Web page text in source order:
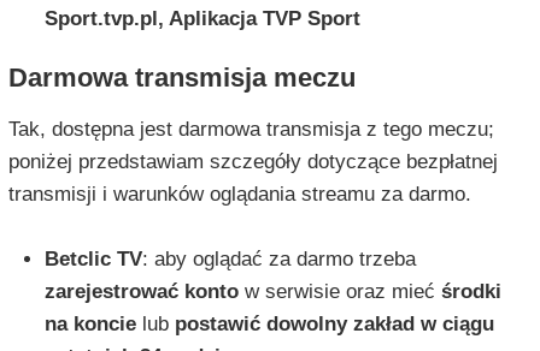
Sport.tvp.pl, Aplikacja TVP Sport
Darmowa transmisja meczu
Tak, dostępna jest darmowa transmisja z tego meczu;
poniżej przedstawiam szczegóły dotyczące bezpłatnej
transmisji i warunków oglądania streamu za darmo.
Betclic TV: aby oglądać za darmo trzeba
zarejestrować kontow serwisie oraz mieć środki
na koncielub postawić dowolny zakład w ciągu